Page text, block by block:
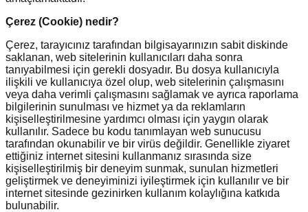
Çerez (Cookie) nedir?
Çerez, tarayıcınız tarafından bilgisayarınızın sabit diskinde
saklanan, web sitelerinin kullanıcıları daha sonra
tanıyabilmesi için gerekli dosyadır. Bu dosya kullanıcıyla
ilişkili ve kullanıcıya özel olup, web sitelerinin çalışmasını
veya daha verimli çalışmasını sağlamak ve ayrıca raporlama
bilgilerinin sunulması ve hizmet ya da reklamların
kişiselleştirilmesine yardımcı olması için yaygın olarak
kullanılır. Sadece bu kodu tanımlayan web sunucusu
tarafından okunabilir ve bir virüs değildir. Genellikle ziyaret
ettiğiniz internet sitesini kullanmanız sırasında size
kişiselleştirilmiş bir deneyim sunmak, sunulan hizmetleri
geliştirmek ve deneyiminizi iyileştirmek için kullanılır ve bir
internet sitesinde gezinirken kullanım kolaylığına katkıda
bulunabilir.